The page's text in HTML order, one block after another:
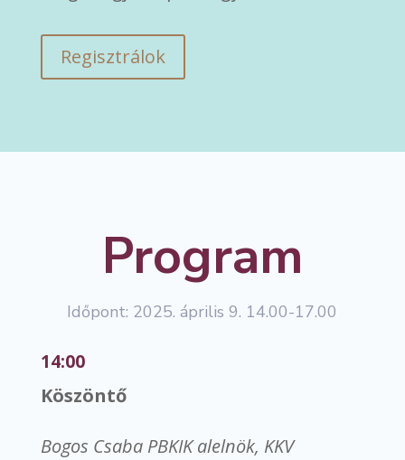
Regisztrálok
Program
Időpont: 2025. április 9. 14.00-17.00
14:00
Köszöntő
Bogos Csaba PBKIK alelnök, KKV